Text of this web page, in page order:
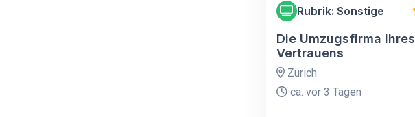
Rubrik: Sonstige
Die Umzugsfirma Ihres
Vertrauens
Zürich
ca. vor 3 Tagen